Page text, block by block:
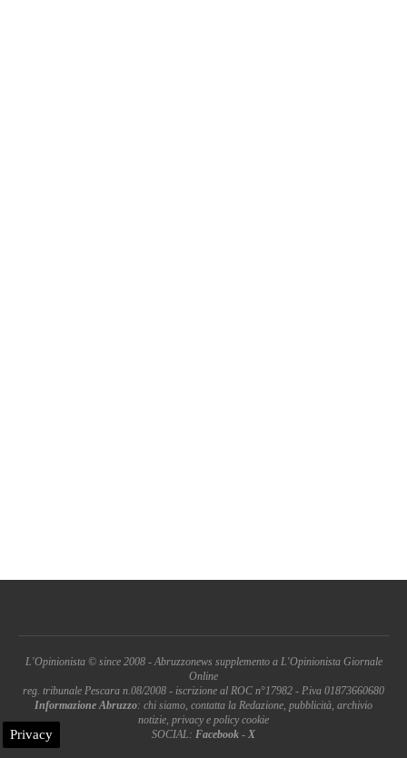
L'Opinionista © since 2008 - Abruzzonews supplemento a L'Opinionista Giornale
Online
reg. tribunale Pescara n.08/2008 - iscrizione al ROC n°17982 - P.iva 01873660680
Informazione Abruzzo: chi siamo, contatta la Redazione, pubblicità, archivio
notizie, privacy e policy cookie
SOCIAL: Facebook - X
Privacy